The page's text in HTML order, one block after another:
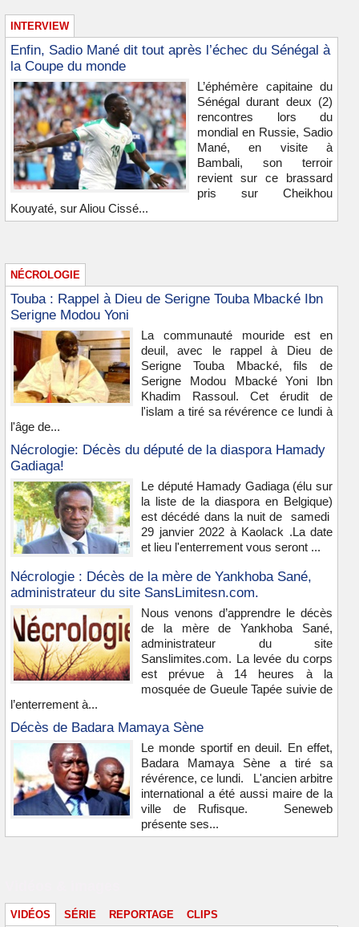
INTERVIEW
Enfin, Sadio Mané dit tout après l’échec du Sénégal à
la Coupe du monde
L’éphémère capitaine du
Sénégal durant deux (2)
rencontres lors du
mondial en Russie, Sadio
Mané, en visite à
Bambali, son terroir
revient sur ce brassard
pris sur Cheikhou
Kouyaté, sur Aliou Cissé...
NÉCROLOGIE
Touba : Rappel à Dieu de Serigne Touba Mbacké Ibn
Serigne Modou Yoni
La communauté mouride est en
deuil, avec le rappel à Dieu de
Serigne Touba Mbacké, fils de
Serigne Modou Mbacké Yoni Ibn
Khadim Rassoul. Cet érudit de
l'islam a tiré sa révérence ce lundi à
l'âge de...
Nécrologie: Décès du député de la diaspora Hamady
Gadiaga!
Le député Hamady Gadiaga (élu sur
la liste de la diaspora en Belgique)
est décédé dans la nuit de samedi
29 janvier 2022 à Kaolack .La date
et lieu l'enterrement vous seront ...
Nécrologie : Décès de la mère de Yankhoba Sané,
administrateur du site SansLimitesn.com.
Nous venons d’apprendre le décès
de la mère de Yankhoba Sané,
administrateur du site
Sanslimites.com. La levée du corps
est prévue à 14 heures à la
mosquée de Gueule Tapée suivie de
l’enterrement à...
Décès de Badara Mamaya Sène
Le monde sportif en deuil. En effet,
Badara Mamaya Sène a tiré sa
révérence, ce lundi. L'ancien arbitre
international a été aussi maire de la
ville de Rufisque. Seneweb
présente ses...
VIDÉOS SÉRIE REPORTAGE CLIPS